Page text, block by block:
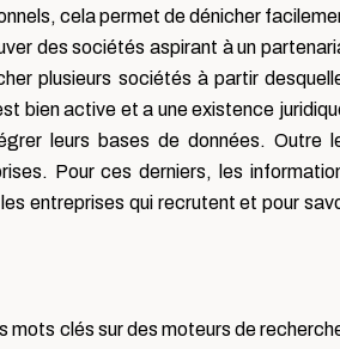
cela permet de dénicher
des sociétés aspirant à un
plusieurs sociétés à partir
bien active et a une existence
leurs bases de données. Outre
Pour ces derniers, les
entreprises qui recrutent et pour
mots clés sur des moteurs de